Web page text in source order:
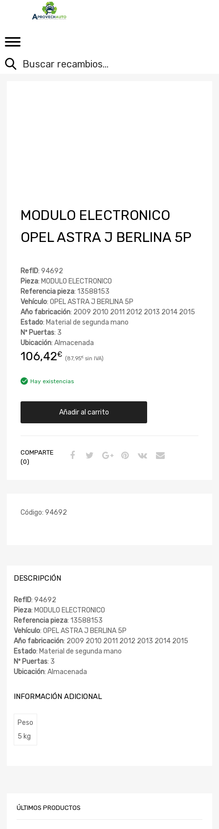
MODULO ELECTRONICO
OPEL ASTRA J BERLINA 5P
RefID: 94692
Pieza: MODULO ELECTRONICO
Referencia pieza: 13588153
Vehículo: OPEL ASTRA J BERLINA 5P
Año fabricación: 2009 2010 2011 2012 2013 2014 2015
Estado: Material de segunda mano
Nº Puertas: 3
Ubicación: Almacenada
106,42€ 87,95€
Hay existencias
Añadir al carrito
COMPARTE
(0)
Código: 94692
DESCRIPCIÓN
RefID: 94692
Pieza: MODULO ELECTRONICO
Referencia pieza: 13588153
Vehículo: OPEL ASTRA J BERLINA 5P
Año fabricación: 2009 2010 2011 2012 2013 2014 2015
Estado: Material de segunda mano
Nº Puertas: 3
Ubicación: Almacenada
INFORMACIÓN ADICIONAL
Peso
5 kg
ÚLTIMOS PRODUCTOS